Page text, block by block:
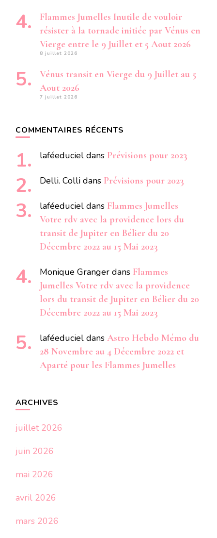
Flammes Jumelles Inutile de vouloir
résister à la tornade initiée par Vénus en
Vierge entre le 9 Juillet et 5 Aout 2026
8 juillet 2026
Vénus transit en Vierge du 9 Juillet au 5
Aout 2026
7 juillet 2026
COMMENTAIRES RÉCENTS
laféeduciel dans Prévisions pour 2023
Delli. Colli dans Prévisions pour 2023
laféeduciel dans Flammes Jumelles
Votre rdv avec la providence lors du
transit de Jupiter en Bélier du 20
Décembre 2022 au 15 Mai 2023
Monique Granger dans Flammes
Jumelles Votre rdv avec la providence
lors du transit de Jupiter en Bélier du 20
Décembre 2022 au 15 Mai 2023
laféeduciel dans Astro Hebdo Mémo du
28 Novembre au 4 Décembre 2022 et
Aparté pour les Flammes Jumelles
ARCHIVES
juillet 2026
juin 2026
mai 2026
avril 2026
mars 2026